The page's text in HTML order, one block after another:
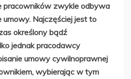
pracowników zwykle odbywa
umowy. Najczęściej jest to
określony bądź
jednak pracodawcy
umowy cywilnoprawnej
wybierając w tym